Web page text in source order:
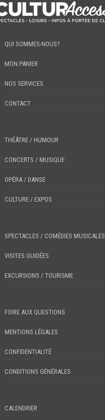
QUI SOMMES-NOUS?
MON PANIER
NOS SERVICES
CONTACT
THÉÂTRE / HUMOUR
CONCERTS / MUSIQUE
OPÉRA / DANSE
CULTURE / EXPOS
SPECTACLES / COMÉDIES MUSICALES
VISITES GUIDÉES
EXCURSIONS / TOURISME
FOIRE AUX QUESTIONS
MENTIONS LÉGALES
CONFIDENTIALITÉ
CONDITIONS GÉNÉRALES
CALENDRIER